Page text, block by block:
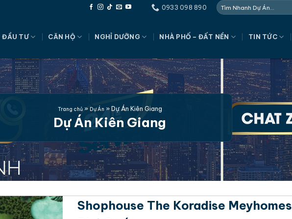
0933 098 890
ĐẦU TƯ CĂN HỘ NGHỈ DƯỠNG NHÀ PHỐ – ĐẤT NỀN TIN TỨC
Trang chủ» Dự Án »Dự Án Kiên Giang
Dự Án Kiên Giang
Shophouse The Koradise Meyhomes